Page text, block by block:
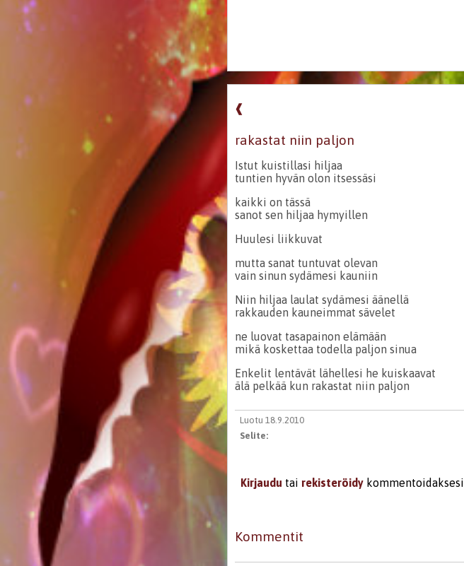
❰
rakastat niin paljon
Istut kuistillasi hiljaa
tuntien hyvän olon itsessäsi
kaikki on tässä
sanot sen hiljaa hymyillen
Huulesi liikkuvat
mutta sanat tuntuvat olevan
vain sinun sydämesi kauniin
Niin hiljaa laulat sydämesi äänellä
rakkauden kauneimmat sävelet
ne luovat tasapainon elämään
mikä koskettaa todella paljon sinua
Enkelit lentävät lähellesi he kuiskaavat
älä pelkää kun rakastat niin paljon
Luotu 18.9.2010
Selite:
Kirjaudu tai rekisteröidy kommentoidaksesi
Kommentit